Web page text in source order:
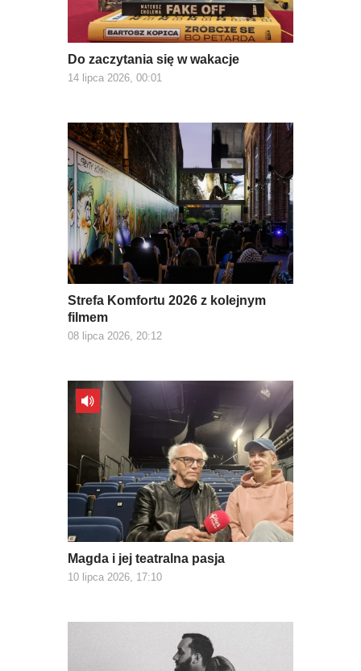
Do zaczytania się w wakacje
14 lipca 2026, 00:01
Strefa Komfortu 2026 z kolejnym
filmem
08 lipca 2026, 20:12
Magda i jej teatralna pasja
10 lipca 2026, 17:10